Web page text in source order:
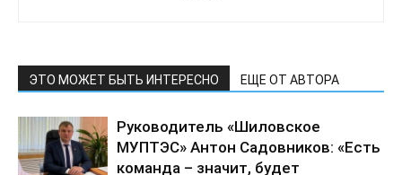
ЭТО МОЖЕТ БЫТЬ ИНТЕРЕСНО ЕЩЕ ОТ АВТОРА
Руководитель «Шиловское
МУПТЭС» Антон Садовников: «Есть
команда – значит, будет